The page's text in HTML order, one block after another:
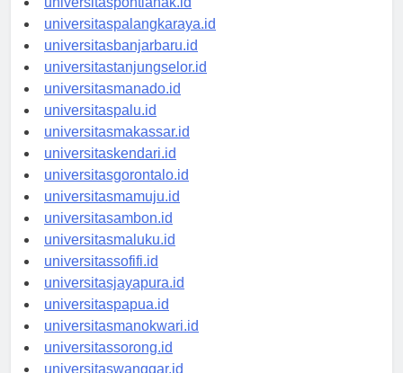
universitaspontianak.id
universitaspalangkaraya.id
universitasbanjarbaru.id
universitastanjungselor.id
universitasmanado.id
universitaspalu.id
universitasmakassar.id
universitaskendari.id
universitasgorontalo.id
universitasmamuju.id
universitasambon.id
universitasmaluku.id
universitassofifi.id
universitasjayapura.id
universitaspapua.id
universitasmanokwari.id
universitassorong.id